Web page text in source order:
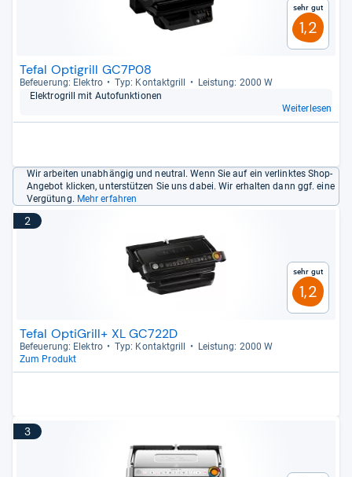
Sehr gut
1,2
Tefal Optigrill GC7P08
Befeue­rung: Elek­tro Typ: Kon­takt­grill
Leis­tung: 2000 W
Elek­tro­grill mit Auto­funk­tio­nen
Weiterlesen
Wir arbeiten unabhängig und neutral. Wenn Sie auf ein verlinktes Shop-
Angebot klicken, unterstützen Sie uns dabei. Wir erhalten dann ggf. eine
Vergütung. Mehr erfahren
2
Sehr gut
1,2
Tefal OptiGrill+ XL GC722D
Befeue­rung: Elek­tro Typ: Kon­takt­grill
Leis­tung: 2000 W
Zum Produkt
3